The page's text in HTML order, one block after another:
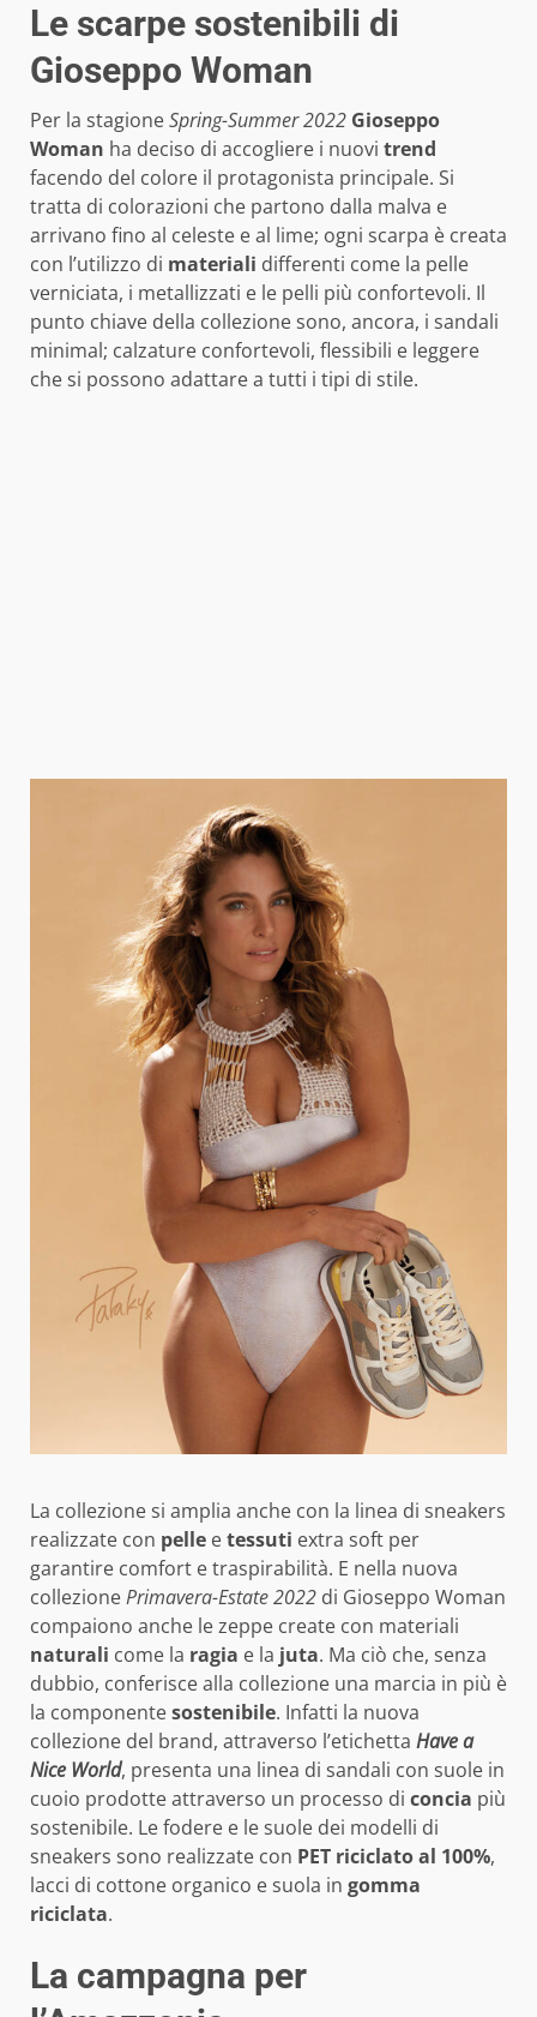
Le scarpe sostenibili di
Gioseppo Woman
Per la stagioneSpring-Summer 2022 Gioseppo
Woman ha deciso di accogliere i nuovi trend
facendo del colore il protagonista principale. Si
tratta di colorazioni che partono dalla malva e
arrivano fino al celeste e al lime; ogni scarpa è creata
con l’utilizzo di materiali differenti come la pelle
verniciata, i metallizzati e le pelli più confortevoli. Il
punto chiave della collezione sono, ancora, i sandali
minimal; calzature confortevoli, flessibili e leggere
che si possono adattare a tutti i tipi di stile.
La collezione si amplia anche con la linea di sneakers
realizzate con pelle etessuti extra soft per
garantire comfort e traspirabilità. E nella nuova
collezionePrimavera-Estate 2022 di Gioseppo Woman
compaiono anche le zeppe create con materiali
naturali come la ragia e la juta. Ma ciò che, senza
dubbio, conferisce alla collezione una marcia in più è
la componentesostenibile. Infatti la nuova
collezione del brand, attraverso l’etichetta Have a
Nice World, presenta una linea di sandali con suole in
cuoio prodotte attraverso un processo di concia più
sostenibile. Le fodere e le suole dei modelli di
sneakers sono realizzate con PET riciclato al 100%,
lacci di cottone organico e suola in gomma
riciclata.
La campagna per